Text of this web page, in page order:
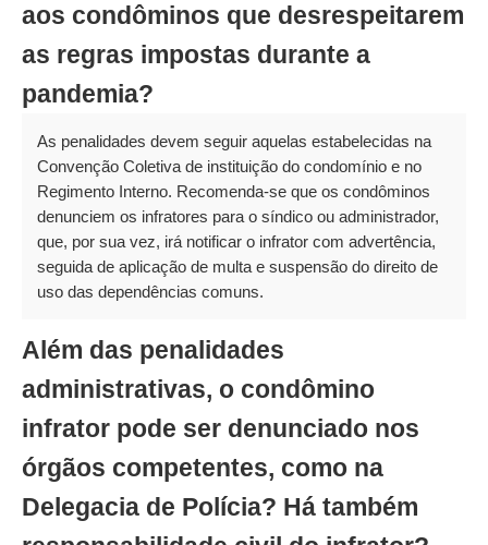
aos condôminos que desrespeitarem
as regras impostas durante a
pandemia?
As penalidades devem seguir aquelas estabelecidas na
Convenção Coletiva de instituição do condomínio e no
Regimento Interno. Recomenda-se que os condôminos
denunciem os infratores para o síndico ou administrador,
que, por sua vez, irá notificar o infrator com advertência,
seguida de aplicação de multa e suspensão do direito de
uso das dependências comuns.
Além das penalidades
administrativas, o condômino
infrator pode ser denunciado nos
órgãos competentes, como na
Delegacia de Polícia? Há também